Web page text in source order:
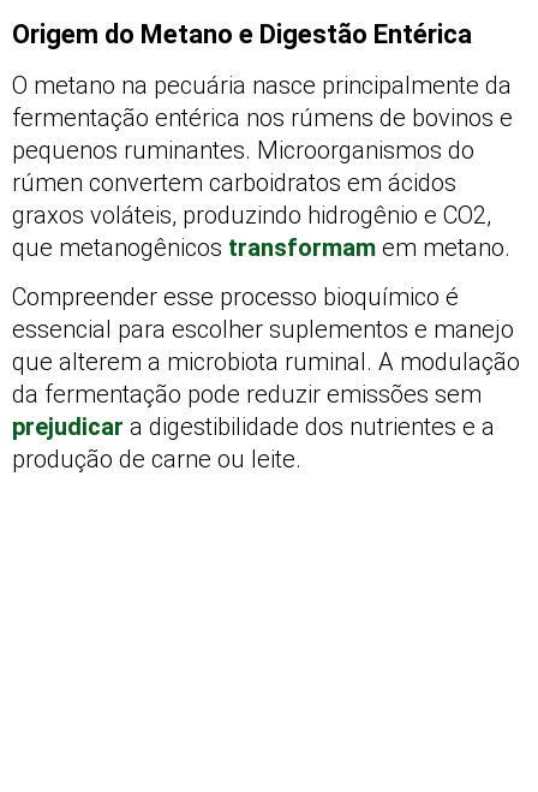
Origem do Metano e Digestão Entérica
O metano na pecuária nasce principalmente da
fermentação entérica nos rúmens de bovinos e
pequenos ruminantes. Microorganismos do
rúmen convertem carboidratos em ácidos
graxos voláteis, produzindo hidrogênio e CO2,
que metanogênicos transformam em metano.
Compreender esse processo bioquímico é
essencial para escolher suplementos e manejo
que alterem a microbiota ruminal. A modulação
da fermentação pode reduzir emissões sem
prejudicar a digestibilidade dos nutrientes e a
produção de carne ou leite.